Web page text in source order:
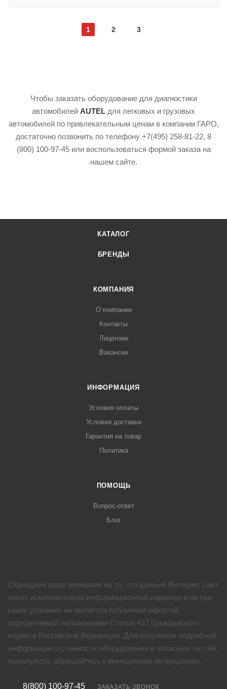
1 2 3
Чтобы заказать оборудование для диагностики
автомобилей AUTEL для легковых и грузовых
автомобилей по привлекательным ценам в компании ГАРО,
достаточно позвонить по телефону +7(495) 258-81-22, 8
(800) 100-97-45 или воспользоваться формой заказа на
нашем сайте.
КАТАЛОГ
БРЕНДЫ
КОМПАНИЯ
О компании
Контакты
Лицензии
Вакансии
ИНФОРМАЦИЯ
Условия оплаты
Условия доставки
Гарантия на товар
Политика
ПОМОЩЬ
Вопрос-ответ
Блог
Обращаем ваше внимание на то, что данный Интернет сайт
носит исключительно информационный характер и ни при
каких условиях не является публичной офертой,
определяемой положениями Статьи 437 Гражданского
кодекса Российской Федерации. Для получения подробной
информации о стоимости оборудования и запасных частей,
пожалуйста, обращайтесь к менеджерам по продажам.
8(800) 100-97-45 ЗАКАЗАТЬ ЗВОНОК